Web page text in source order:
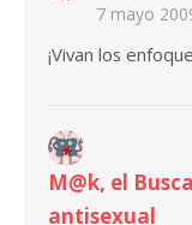
7 mayo
¡Vivan los
M@k, el
antisexual